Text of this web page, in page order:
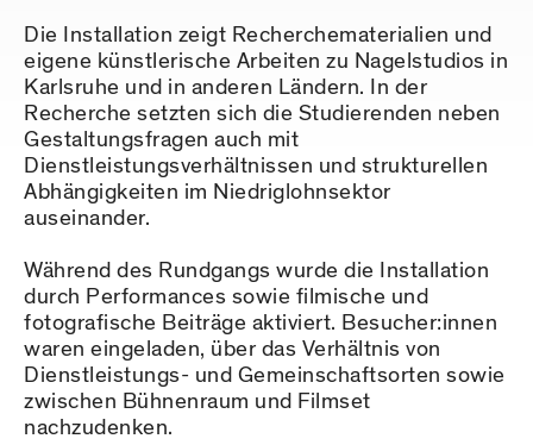
Die Installation zeigt Recherchematerialien und
eigene künstlerische Arbeiten zu Nagelstudios in
Karlsruhe und in anderen Ländern. In der
Recherche setzten sich die Studierenden neben
Gestaltungsfragen auch mit
Dienstleistungsverhältnissen und strukturellen
Abhängigkeiten im Niedriglohnsektor
auseinander.
Während des Rundgangs wurde die Installation
durch Performances sowie filmische und
fotografische Beiträge aktiviert. Besucher:innen
waren eingeladen, über das Verhältnis von
Dienstleistungs- und Gemeinschaftsorten sowie
zwischen Bühnenraum und Filmset
nachzudenken.